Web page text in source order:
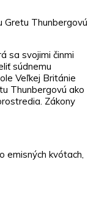
Gretu Thunbergovú
sa svojimi činmi
súdnemu
Veľkej Británie
Thunbergovú ako
Zákony
emisných kvótach,